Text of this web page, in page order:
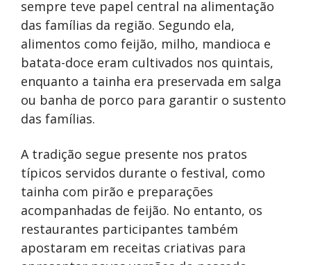
sempre teve papel central na alimentação
das famílias da região. Segundo ela,
alimentos como feijão, milho, mandioca e
batata-doce eram cultivados nos quintais,
enquanto a tainha era preservada em salga
ou banha de porco para garantir o sustento
das famílias.
A tradição segue presente nos pratos
típicos servidos durante o festival, como
tainha com pirão e preparações
acompanhadas de feijão. No entanto, os
restaurantes participantes também
apostaram em receitas criativas para